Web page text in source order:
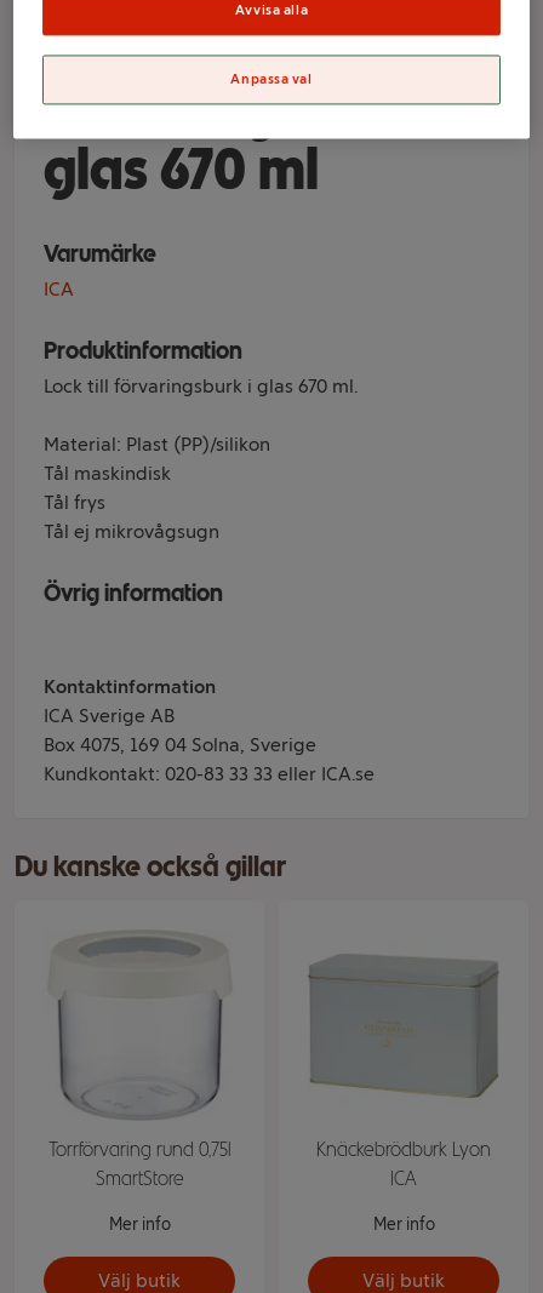
Lock till
förvaringsburk i
glas 670 ml
Varumärke
ICA
Produktinformation
Lock till förvaringsburk i glas 670 ml.
Material: Plast (PP)/silikon
Tål maskindisk
Tål frys
Tål ej mikrovågsugn
Övrig information
Kontaktinformation
ICA Sverige AB
Box 4075, 169 04 Solna, Sverige
Kundkontakt: 020-83 33 33 eller ICA.se
Du kanske också gillar
Torrförvaring rund 0,75l
SmartStore
Mer info
Välj butik
Knäckebrödburk Lyon
ICA
Mer info
Välj butik
Avvisa alla
Anpassa val